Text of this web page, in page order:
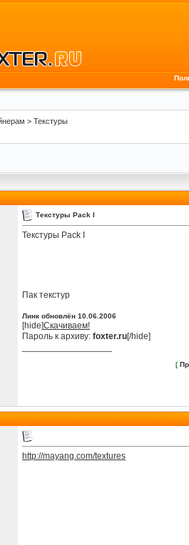
> Текстуры
Текстуры Pack I
Текстуры Pack I
Пак текстур
Линк обновлён 10.06.2006
[hide]Скачиваем!
Пароль к архиву: foxter.ru[/hide]
[
http://mayang.com/textures